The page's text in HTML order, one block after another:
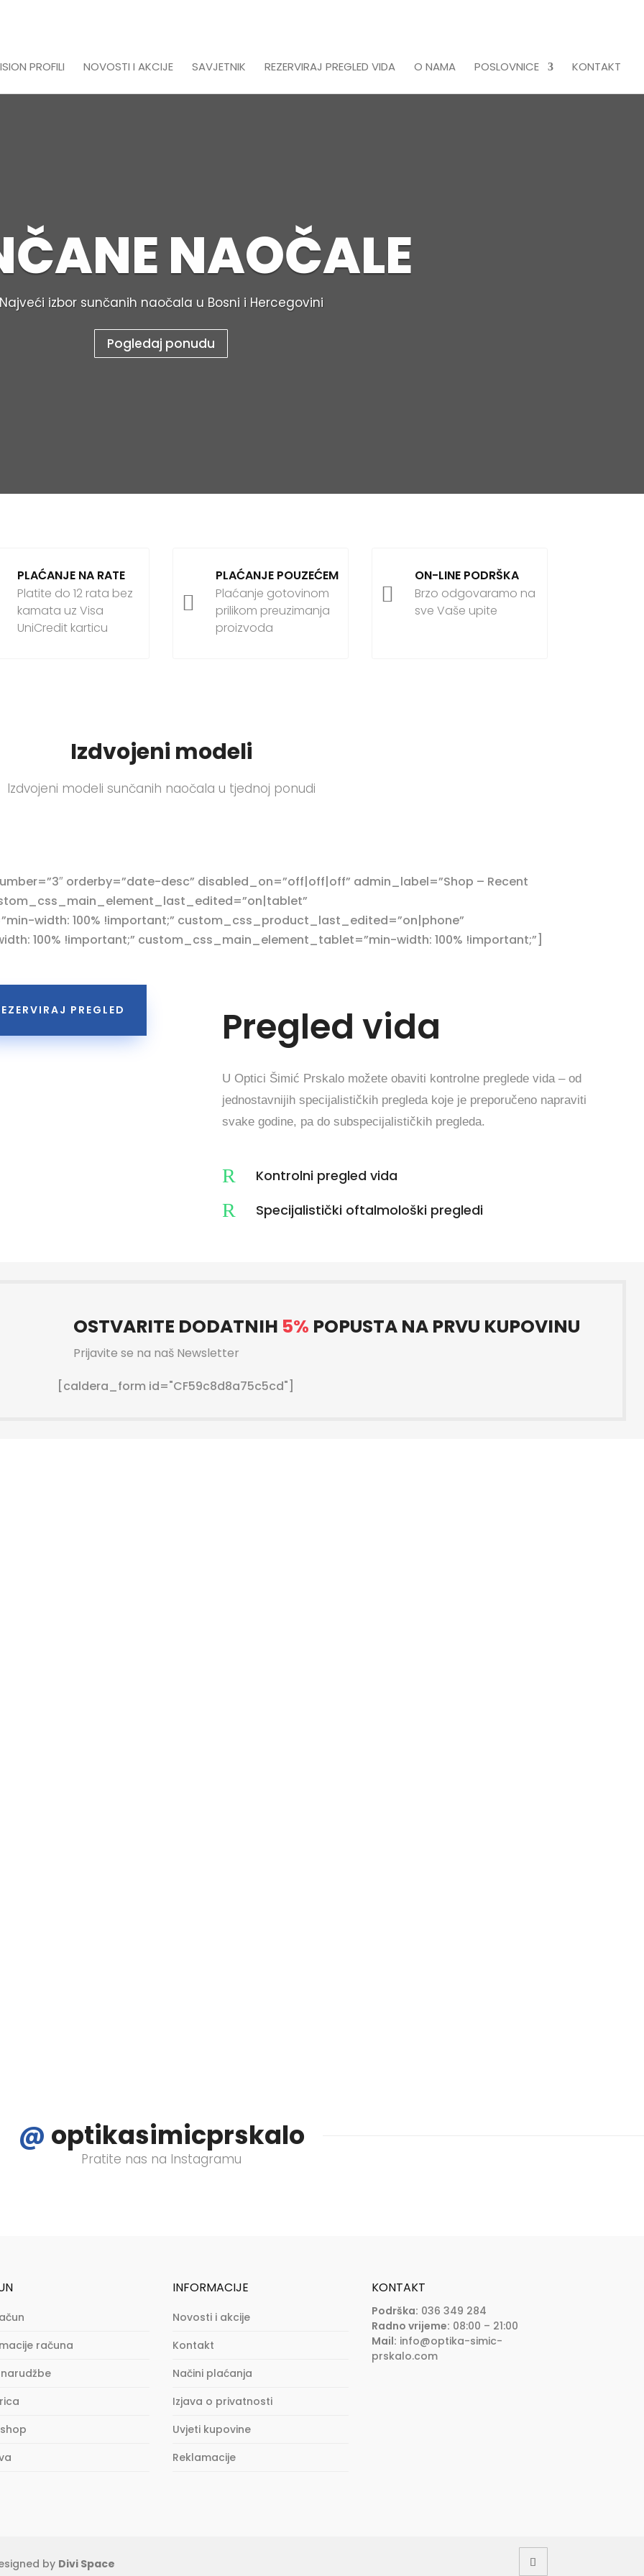
PROFILI NOVOSTI I AKCIJE SAVJETNIK REZERVIRAJ PREGLED VIDA O NAMA POSLOVNICE KONTAKT
NAOČALE
Najveći izbor sunčanih naočala u Bosni i Hercegovini
Pogledaj ponudu
PLAĆANJE NA RATE
Platite do 12 rata bez
kamata uz Visa
UniCredit karticu

PLAĆANJE POUZEĆEM
Plaćanje gotovinom
prilikom preuzimanja
proizvoda

ON-LINE PODRŠKA
Brzo odgovaramo na
sve Vaše upite
Izdvojeni modeli
Izdvojeni modeli sunčanih naočala u tjednoj ponudi
orderby=”date-desc” disabled_on=”off|off|off” admin_label=”Shop – Recent
width: 100% !important;” custom_css_product_last_edited=”on|phone”
100% !important;” custom_css_main_element_tablet=”min-width: 100% !important;”]
PREGLED Pregled vida
U Optici Šimić Prskalo možete obaviti kontrolne preglede vida – od
jednostavnijih specijalističkih pregleda koje je preporučeno napraviti
svake godine, pa do subspecijalističkih pregleda.
R Kontrolni pregled vida
R Specijalistički oftalmološki pregledi
OSTVARITE DODATNIH 5% POPUSTA NA PRVU KUPOVINU
Prijavite se na naš Newsletter
[caldera_form id="CF59c8d8a75c5cd"]
@ optikasimicprskalo
Pratite nas na Instagramu
računa
INFORMACIJE
Novosti i akcije
Kontakt
Načini plaćanja
Izjava o privatnosti
Uvjeti kupovine
Reklamacije
KONTAKT
Podrška: 036 349 284
Radno vrijeme: 08:00 – 21:00
Mail: info@optika-simic-
prskalo.com
by Divi Space